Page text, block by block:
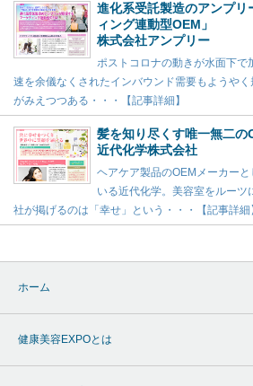
進化系受託製造のアンプ
ィング連動型OEM」
株式会社アンプリー
ポストコロナの動きが水面下で
速を余儀なくされたインバウンド需要もようや
がみえつつある・・・【記事詳細】
髪を知り尽くす唯一無二の
近代化学株式会社
ヘアケア製品のOEMメーカー
いる近代化学。美容室をルーツ
社が掲げるのは「幸せ」という・・・【記事詳細
ホーム
健康美容EXPOとは